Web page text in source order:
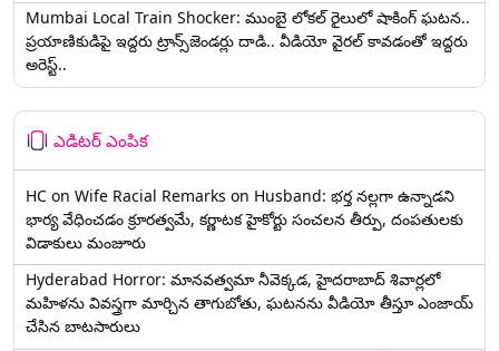
Mumbai Local Train Shocker: ముంబై లోకల్ రైలులో షాకింగ్ ఘటన..
ప్రయాణికుడిపై ఇద్దరు ట్రాన్స్‌జెండర్లు దాడి.. వీడియో వైరల్ కావడంతో ఇద్దరు
అరెస్ట్..
ఎడిటర్ ఎంపిక
HC on Wife Racial Remarks on Husband: భర్త న‌ల్ల‌గా ఉన్నాడ‌ని
భార్య వేధించ‌డం క్రూర‌త్వ‌మే, కర్ణాటక హైకోర్టు సంచలన తీర్పు, దంపతులకు
విడాకులు మంజూరు
Hyderabad Horror: మానవత్వమా నీవెక్కడ, హైదరాబాద్ శివార్లలో
మహిళను వివస్త్రగా మార్చిన తాగుబోతు, ఘటనను వీడియో తీస్తూ ఎంజాయ్
చేసిన బాటసారులు